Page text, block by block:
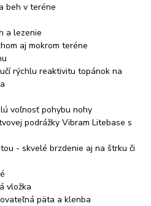
beh v teréne
a lezenie
aj mokrom teréne
rýchlu reaktivitu topánok na
voľnosť pohybu nohy
podrážky Vibram Litebase s
- skvelé brzdenie aj na štrku či
vložka
päta a klenba